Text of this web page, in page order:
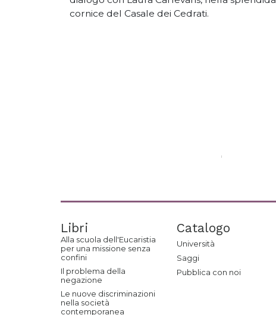
cornice del Casale dei Cedrati.
Libri
Alla scuola dell'Eucaristia
per una missione senza
confini
Il problema della
negazione
Le nuove discriminazioni
nella società
contemporanea
Catalogo
Università
Saggi
Pubblica con noi